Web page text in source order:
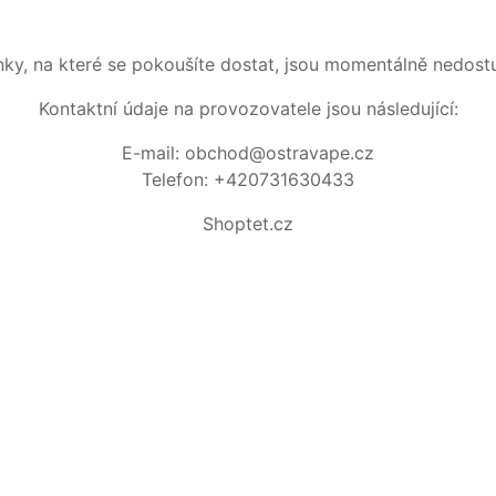
na které se pokoušíte dostat, jsou momentálně
Kontaktní údaje na provozovatele jsou následující:
E-mail: obchod@ostravape.cz
Telefon: +420731630433
Shoptet.cz